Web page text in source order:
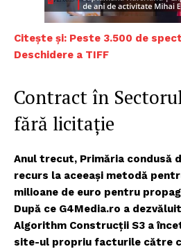
Citește și: Peste 3.500 de
Deschidere a TIFF
Contract în
fără licitație
Anul trecut, Primăria condusă
recurs la aceeași metodă
milioane de euro pentru
După ce G4Media.ro a
Algorithm Construcții S3 a
site-ul propriu facturile către